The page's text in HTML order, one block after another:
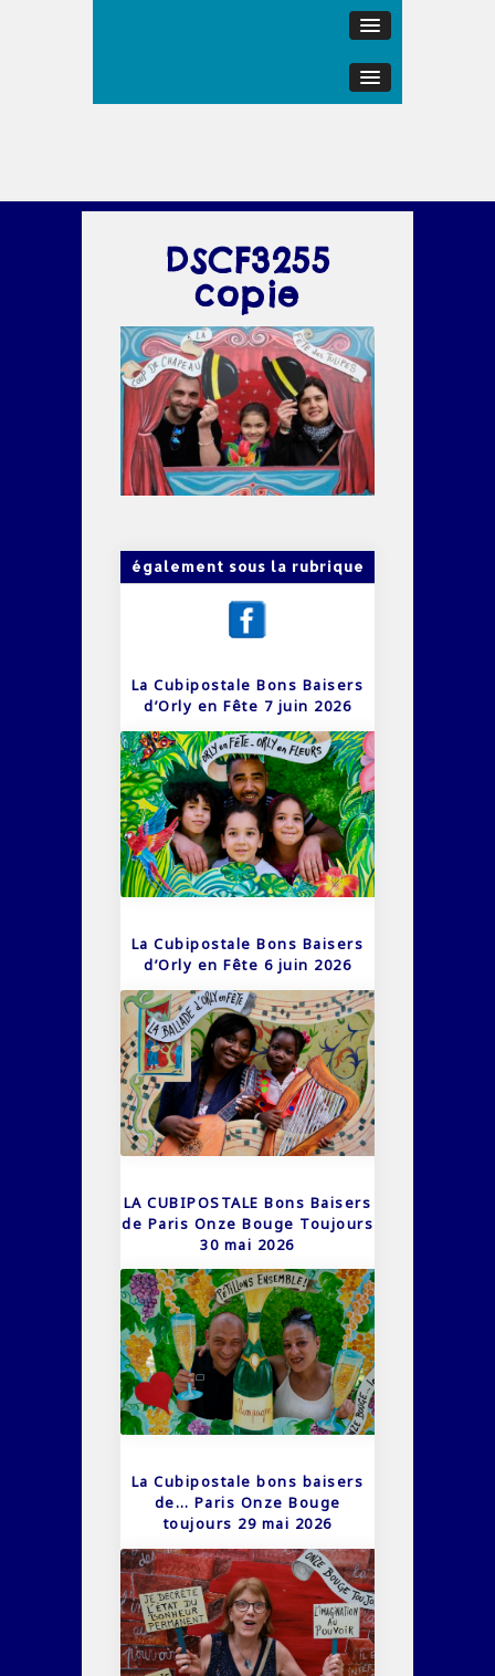
DSCF3255
copie
également sous la rubrique
La Cubipostale Bons Baisers
d’Orly en Fête 7 juin 2026
La Cubipostale Bons Baisers
d’Orly en Fête 6 juin 2026
LA CUBIPOSTALE Bons Baisers
de Paris Onze Bouge Toujours
30 mai 2026
La Cubipostale bons baisers
de… Paris Onze Bouge
toujours 29 mai 2026